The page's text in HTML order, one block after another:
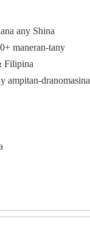
any Shina
maneran-tany
Filipina
ampitan-dranomasina